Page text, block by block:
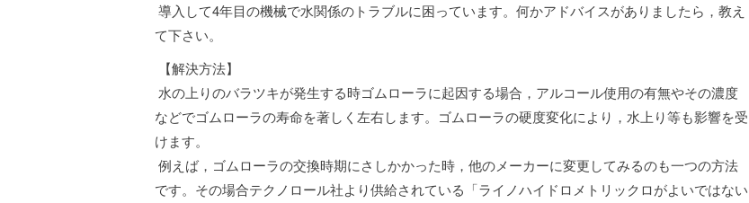
導入して4年目の機械で水関係のトラブルに困っています。何かアドバイスがありましたら，教え
て下さい。
【解決方法】
水の上りのバラツキが発生する時ゴムローラに起因する場合，アルコール使用の有無やその濃度
などでゴムローラの寿命を著しく左右します。ゴムローラの硬度変化により，水上り等も影響を受
けます。
例えば，ゴムローラの交換時期にさしかかった時，他のメーカーに変更してみるのも一つの方法
です。その場合テクノロール社より供給されている「ライノハイドロメトリックロがよいではない